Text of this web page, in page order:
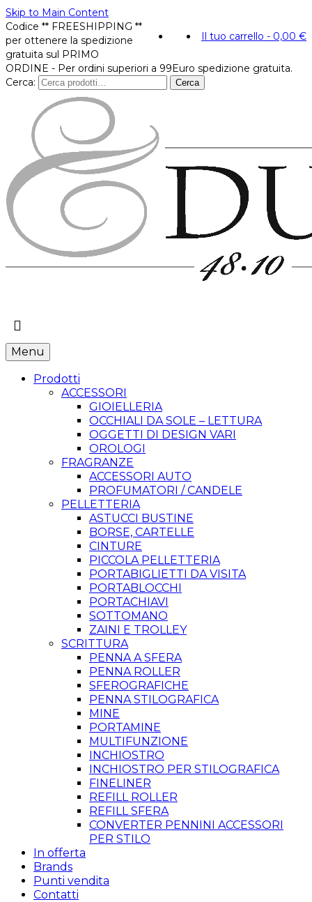
Skip to Main Content
Il tuo carrello - 0,00 €
Codice ** FREESHIPPING **
per ottenere la spedizione
gratuita sul PRIMO
ORDINE - Per ordini superiori a 99Euro spedizione gratuita.
Cerca:
Cerca
Menu
Prodotti
ACCESSORI
GIOIELLERIA
OCCHIALI DA SOLE – LETTURA
OGGETTI DI DESIGN VARI
OROLOGI
FRAGRANZE
ACCESSORI AUTO
PROFUMATORI / CANDELE
PELLETTERIA
ASTUCCI BUSTINE
BORSE, CARTELLE
CINTURE
PICCOLA PELLETTERIA
PORTABIGLIETTI DA VISITA
PORTABLOCCHI
PORTACHIAVI
SOTTOMANO
ZAINI E TROLLEY
SCRITTURA
PENNA A SFERA
PENNA ROLLER
SFEROGRAFICHE
PENNA STILOGRAFICA
MINE
PORTAMINE
MULTIFUNZIONE
INCHIOSTRO
INCHIOSTRO PER STILOGRAFICA
FINELINER
REFILL ROLLER
REFILL SFERA
CONVERTER PENNINI ACCESSORI
PER STILO
In offerta
Brands
Punti vendita
Contatti